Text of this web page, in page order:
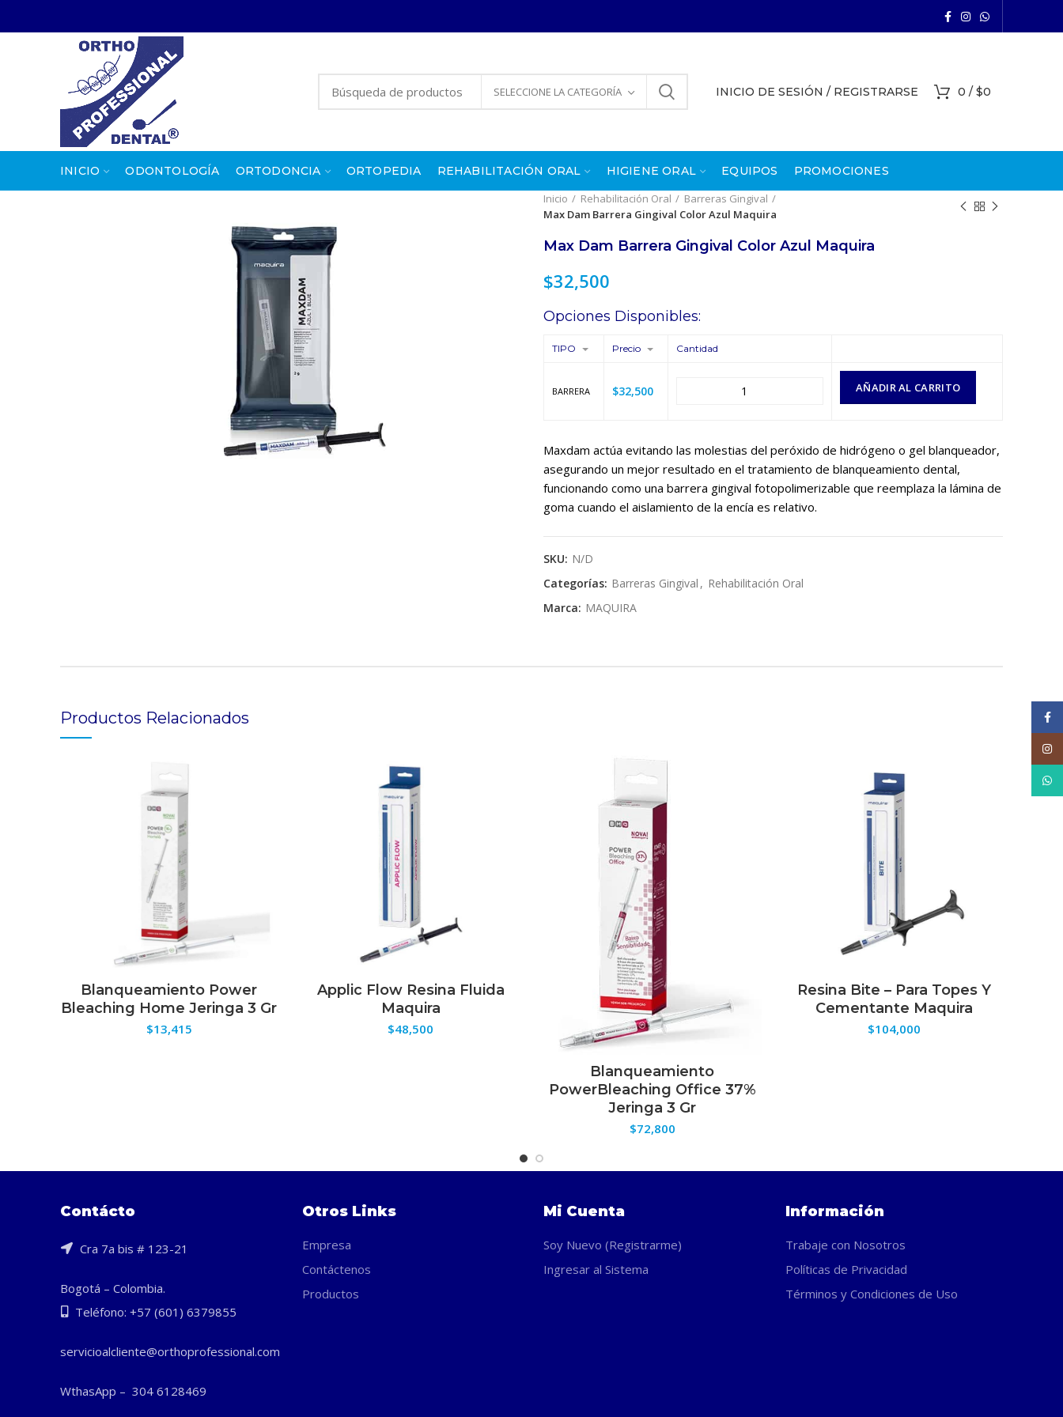
SELECCIONE LA CATEGORÍA INICIO DE SESIÓN / REGISTRARSE 0 / $0
INICIO ODONTOLOGÍA ORTODONCIA ORTOPEDIA REHABILITACIÓN ORAL HIGIENE ORAL EQUIPOS
PROMOCIONES
Inicio
Rehabilitación Oral
Barreras Gingival
Max Dam Barrera Gingival Color Azul Maquira
Max Dam Barrera Gingival Color Azul Maquira
$32,500
Opciones Disponibles:
TIPO Precio Cantidad
BARRERA $32,500 AÑADIR AL CARRITO
Maxdam actúa evitando las molestias del peróxido de hidrógeno o gel blanqueador,
asegurando un mejor resultado en el tratamiento de blanqueamiento dental,
funcionando como una barrera gingival fotopolimerizable que reemplaza la lámina de
goma cuando el aislamiento de la encía es relativo.
SKU: N/D
Categorías: Barreras Gingival , Rehabilitación Oral
Marca: MAQUIRA
Productos Relacionados
SELECCIONAR OPCIONES
Blanqueamiento Power
Bleaching Home Jeringa 3 Gr
$13,415
SELECCIONAR OPCIONES
Applic Flow Resina Fluida
Maquira
$48,500
SELECCIONAR OPCIONES
Blanqueamiento
PowerBleaching Office 37%
Jeringa 3 Gr
$72,800
SELECCIONAR OPCIONES
Resina Bite – Para Topes Y
Cementante Maquira
$104,000
Contácto
Cra 7a bis # 123-21
Bogotá – Colombia.
Teléfono: +57 (601) 6379855
servicioalcliente@orthoprofessional.com
WthasApp – 304 6128469
Otros Links
Empresa
Contáctenos
Productos
Mi Cuenta
Soy Nuevo (Registrarme)
Ingresar al Sistema
Información
Trabaje con Nosotros
Políticas de Privacidad
Términos y Condiciones de Uso